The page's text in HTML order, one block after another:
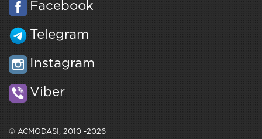
Facebook
Telegram
Instagram
Viber
© ACMODASI, 2010 -2026